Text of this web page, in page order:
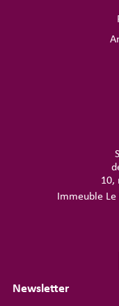
10,
Immeuble
Newsletter